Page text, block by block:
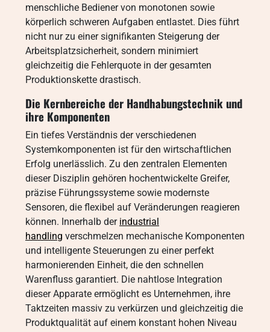
menschliche Bediener von monotonen sowie
körperlich schweren Aufgaben entlastet. Dies führt
nicht nur zu einer signifikanten Steigerung der
Arbeitsplatzsicherheit, sondern minimiert
gleichzeitig die Fehlerquote in der gesamten
Produktionskette drastisch.
Die Kernbereiche der Handhabungstechnik und
ihre Komponenten
Ein tiefes Verständnis der verschiedenen
Systemkomponenten ist für den wirtschaftlichen
Erfolg unerlässlich. Zu den zentralen Elementen
dieser Disziplin gehören hochentwickelte Greifer,
präzise Führungssysteme sowie modernste
Sensoren, die flexibel auf Veränderungen reagieren
können. Innerhalb der industrial
handling verschmelzen mechanische Komponenten
und intelligente Steuerungen zu einer perfekt
harmonierenden Einheit, die den schnellen
Warenfluss garantiert. Die nahtlose Integration
dieser Apparate ermöglicht es Unternehmen, ihre
Taktzeiten massiv zu verkürzen und gleichzeitig die
Produktqualität auf einem konstant hohen Niveau